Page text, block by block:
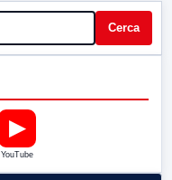
Cerca
▶
YouTube